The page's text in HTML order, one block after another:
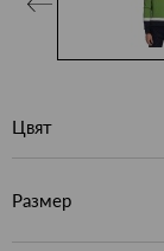
Цвят
Размер